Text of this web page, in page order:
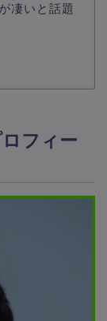
凄いと話題
フィー